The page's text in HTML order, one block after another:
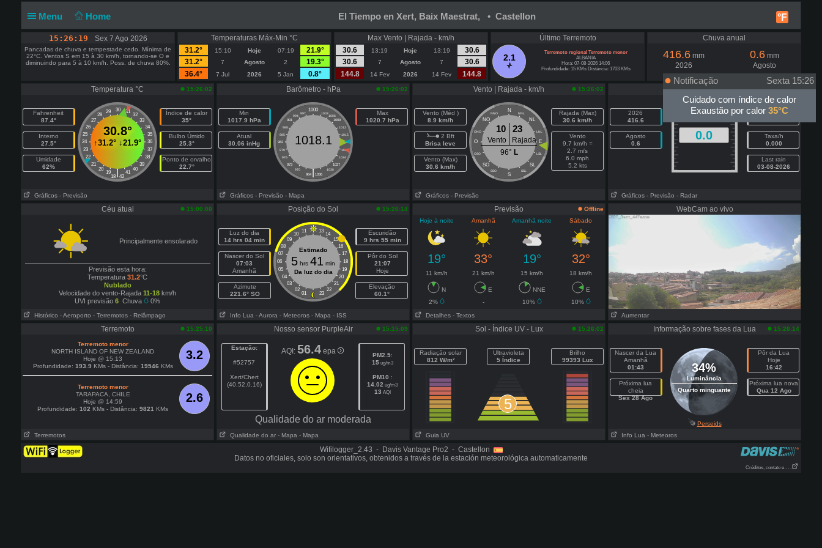
Menu Home °F
El Tiempo en Xert, Baix Maestrat, • Castellon
15:26:19 Sex 7 Ago 2026
Pancadas de chuva e tempestade cedo. Mínima de
22°C. Ventos S em 15 à 30 km/h, tornando-se O e
diminuindo para 5 à 10 km/h. Poss. de chuva 80%.
Temperaturas Máx-Min °C
31.2°
15:10 Hoje 07:19
21.9°
31.2°
7 Agosto 2
19.3°
36.4°
7 Jul 2026 5 Jan 0.8°
Max Vento | Rajada - km/h
30.6
13:19 Hoje 13:19
30.6
30.6
7 Agosto 7
30.6
144.8
14 Fev 2026 14 Fev 144.8
Último Terremoto
2.1
Terremoto regional Terremoto menor
ALBANIA
Hora: 07-08-2026 14:06
Profundidade: 15 KMs Distância: 1703 KMs
Chuva anual
416.6 mm
2026
0.6 mm
Agosto
Temperatura °C 15:26:02
Fahrenheit
87.4°
Interno
27.5°
Umidade
62%
30
29 31
28
32
27
33
26
34
25
35
24
36
23
37
22
38
21
39
20
40
19 41
|
18 42
30.8°
↑31.2° ↓21.9°
Índice de calor
35°
Bulbo Úmido
25.3°
Ponto de orvalho
22.7°
Gráficos - Previsão
Barômetro - hPa 15:26:02
Min
1017.9 hPa
Atual
30.06 inHg
1000
997 1003
994
1006
991
1009
988
1012
985
1015
982
1018
979
1021
976
1024
973
1027
970
1030
|
964 1036
1018.1
Max
1020.7 hPa
Gráficos - Previsão - Mapa
Vento | Rajada - km/h 15:26:02
Vento (Méd )
8.9 km/h
2 Bft
Brisa leve
Vento (Max)
30.6 km/h
N
NNO NNL
NO NL
ONO LNL
O E
OSO LSL
SO SL
SSO SSL
S
10 23
Vento
Rajada
96° L
Rajada (Max)
30.6 km/h
Vento
9.7 km/h =
2.7 m/s
6.0 mph
5.2 kts
Gráficos - Previsão
Chuva hoje - mm 15:26:02
2026
416.6
Agosto
0.6
0.0
Última hora
Taxa/h
0.000
Last rain
03-08-2026
Gráficos - Previsão - Radar
Céu atual 15:00:00
Principalmente ensolarado
Previsão esta hora:
Temperatura 31.2°C
Nublado
Velocidade do vento-Rajada 11-18 km/h
UVI previsão 6 Chuva 0%
Histórico - Aeroporto - Terremotos - Relâmpago
Posição do Sol 15:26:14
Luz do dia
14 hrs 04 min
Nascer do Sol
07:03
Amanhã
Azimute
221.6° SO
11 13
10
14
09
15
08
16
07
17
06
18
05
19
04
20
03
21
02
22
01 23
Estimado
5 hrs 41 min
Da luz do dia
Escuridão
9 hrs 55 min
Pôr do Sol
21:07
Hoje
Elevação
60.1°
Info Lua - Aurora - Meteoros - Mapa - ISS
Previsão
Offline
Hoje à noite
Amanhã Amanhã noite Sábado
19° 33° 19° 32°
11 km/h 21 km/h 15 km/h 18 km/h
N E NNE
E
2%
- 10%
10%
Detalhes - Textos
WebCam ao vivo
Aumentar
Terremoto 15:25:10
3.2
Terremoto menor
NORTH ISLAND OF NEW ZEALAND
Hoje @ 15:13
Profundidade: 193.9 KMs - Distância: 19546 KMs
2.6
Terremoto menor
TARAPACA, CHILE
Hoje @ 14:59
Profundidade: 102 KMs - Distância: 9821 KMs
Terremotos
Nosso sensor PurpleAir 15:15:09
Estação:
#52757
Xert/Chert
(40.52,0.16)
AQI: 56.4 epa PM2.5:
15ug/m3
PM10 :
14.02 ug/m3
13 AQI
Qualidade do ar moderada
Qualidade do ar - Mapa - Mapa
Sol - Índice UV - Lux 15:26:02
Radiação solar
812 W/m²
Ultravioleta
5 Índice
5
Brilho
99393 Lux
Guia UV
Informação sobre fases da Lua 15:26:14
Nascer da Lua
Amanhã
01:43
Próxima lua
cheia
Sex 28 Ago
34%
Luminância
Quarto minguante
Pôr da Lua
Hoje
16:42
Próxima lua nova
Qua 12 Ago
Perseids
Info Lua - Meteoros
Wifilogger_2.43 - Davis Vantage Pro2 - Castellon
Datos no oficiales, solo son orientativos, obtenidos a través de la estación meteorológica automaticamente
Créditos, contato e . . .
Notificação
Sexta 15:26
Cuidado com índice de calor
Exaustão por calor 35°C